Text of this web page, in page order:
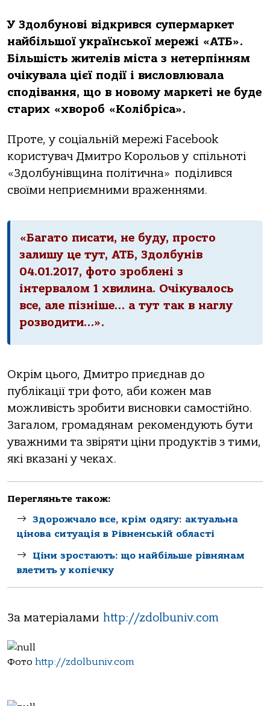
У Здолбунові відкрився супермаркет
найбільшої української мережі «АТБ».
Більшість жителів міста з нетерпінням
очікувала цієї події і висловлювала
сподівання, що в новому маркеті не буде
старих «хвороб «Колібріса».
Проте, у соціальній мережі Facebook
користувач Дмитро Корольов у спільноті
«Здолбунівщина політична» поділився
своїми неприємними враженнями.
«Багато писати, не буду, просто
залишу це тут, АТБ, Здолбунів
04.01.2017, фото зроблені з
інтервалом 1 хвилина. Очікувалось
все, але пізніше… а тут так в наглу
розводити…».
Окрім цього, Дмитро приєднав до
публікації три фото, аби кожен мав
можливість зробити висновки самостійно.
Загалом, громадянам рекомендують бути
уважними та звіряти ціни продуктів з тими,
які вказані у чеках.
Перегляньте також:
Здорожчало все, крім одягу: актуальна
цінова ситуація в Рівненській області
Ціни зростають: що найбільше рівнянам
влетить у копієчку
За матеріалами http://zdolbuniv.com
Фото http://zdolbuniv.com